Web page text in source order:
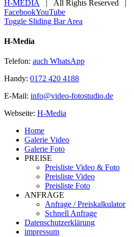
H-MEDIA | All Rights Reserved |
FacebookYouTube
Toggle Sliding Bar Area
H-Media
Telefon: auch WhatsApp
Handy: 0172 420 4188
E-Mail: info@video-fotostudio.de
Webseite: H-Media
Home
Galerie Video
Galerie Foto
PREISE
Preisliste Video & Foto
Preisliste Video
Preisliste Foto
ANFRAGE
Anfrage / Preiskalkulator
Schnell Anfrage
Datenschutzerklärung
impressum